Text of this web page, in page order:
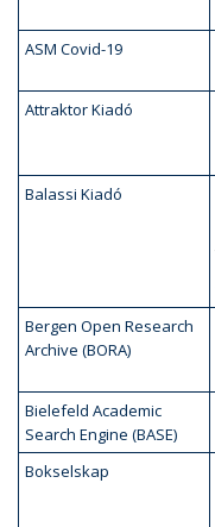
ASM Covid-19
Attraktor Kiadó
Balassi Kiadó
Bergen Open Research
Archive (BORA)
Bielefeld Academic
Search Engine (BASE)
Bokselskap